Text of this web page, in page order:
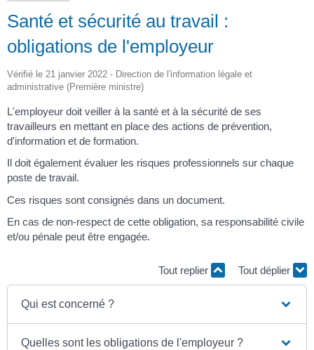
Santé et sécurité au travail :
obligations de l'employeur
Vérifié le 21 janvier 2022 - Direction de l'information légale et
administrative (Première ministre)
L'employeur doit veiller à la santé et à la sécurité de ses
travailleurs en mettant en place des actions de prévention,
d'information et de formation.
Il doit également évaluer les risques professionnels sur chaque
poste de travail.
Ces risques sont consignés dans un document.
En cas de non-respect de cette obligation, sa responsabilité civile
et/ou pénale peut être engagée.
Tout replier Tout déplier
Qui est concerné ?
Quelles sont les obligations de l'employeur ?